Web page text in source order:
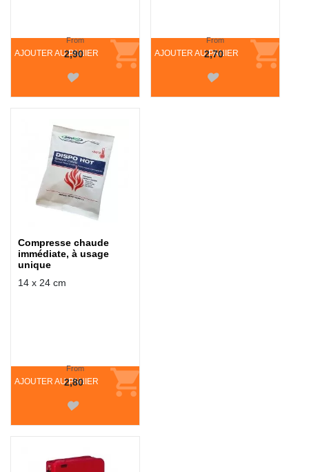
AJOUTER AU PANIER
From
2,90 AJOUTER AU PANIER
From
2,70
Compresse chaude
immédiate, à usage
unique
14 x 24 cm
AJOUTER AU PANIER
From
2,80